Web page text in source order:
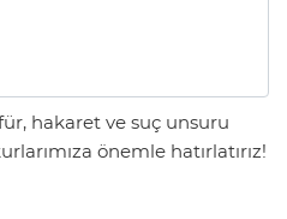
hakaret ve suç unsuru
önemle hatırlatırız!